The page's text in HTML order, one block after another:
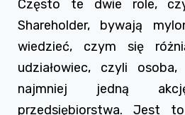
Często te dwie role,
Shareholder, bywają
wiedzieć, czym się
udziałowiec, czyli
najmniej jedną
przedsiębiorstwa. Jest